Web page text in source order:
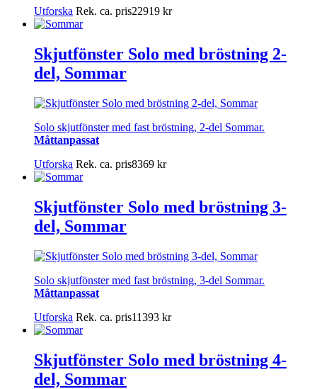
Utforska Rek. ca. pris22919 kr
Skjutfönster Solo med bröstning 2-
del, Sommar
Solo skjutfönster med fast bröstning, 2-del Sommar.
Måttanpassat
Utforska Rek. ca. pris8369 kr
Skjutfönster Solo med bröstning 3-
del, Sommar
Solo skjutfönster med fast bröstning, 3-del Sommar.
Måttanpassat
Utforska Rek. ca. pris11393 kr
Skjutfönster Solo med bröstning 4-
del, Sommar